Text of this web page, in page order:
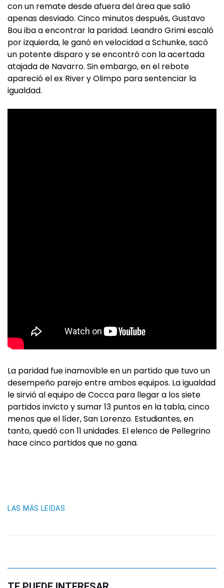
con un remate desde afuera del área que salió
apenas desviado. Cinco minutos después, Gustavo
Bou iba a encontrar la paridad. Leandro Grimi escaló
por izquierda, le ganó en velocidad a Schunke, sacó
un potente disparo y se encontró con la acertada
atajada de Navarro. Sin embargo, en el rebote
apareció el ex River y Olimpo para sentenciar la
igualdad.
La paridad fue inamovible en un partido que tuvo un
desempeño parejo entre ambos equipos. La igualdad
le sirvió al equipo de Cocca para llegar a los siete
partidos invicto y sumar 13 puntos en la tabla, cinco
menos que el líder, San Lorenzo. Estudiantes, en
tanto, quedó con 11 unidades. El elenco de Pellegrino
hace cinco partidos que no gana.
LAS MÁS LEIDAS